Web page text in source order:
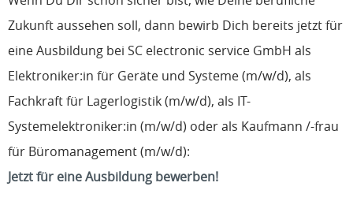
Zukunft aussehen soll, dann bewirb Dich bereits jetzt für
eine Ausbildung bei SC electronic service GmbH als
Elektroniker:in für Geräte und Systeme (m/w/d), als
Fachkraft für Lagerlogistik (m/w/d), als IT-
Systemelektroniker:in (m/w/d) oder als Kaufmann /-frau
für Büromanagement (m/w/d):
Jetzt für eine Ausbildung bewerben!